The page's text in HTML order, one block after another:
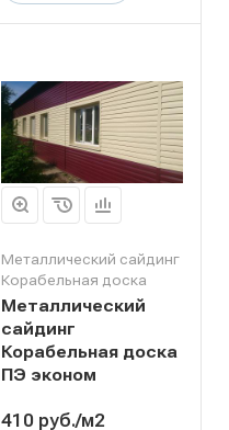
Металлический сайдинг
Корабельная доска
Металлический
сайдинг
Корабельная доска
ПЭ эконом
410 руб./м2